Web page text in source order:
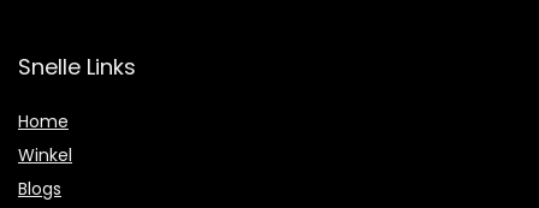
Snelle Links
Home
Winkel
Blogs